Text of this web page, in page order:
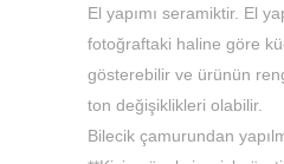
El yapımı seramiktir. El
fotoğraftaki haline göre
gösterebilir ve ürünün
ton değişiklikleri olabilir.
Bilecik çamurundan